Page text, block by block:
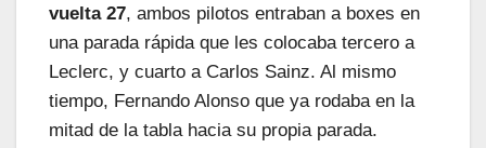
vuelta 27, ambos pilotos entraban a boxes en
una parada rápida que les colocaba tercero a
Leclerc, y cuarto a Carlos Sainz. Al mismo
tiempo, Fernando Alonso que ya rodaba en la
mitad de la tabla hacia su propia parada.